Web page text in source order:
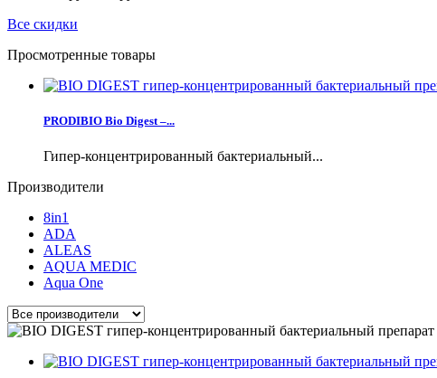
Все скидки
Просмотренные товары
PRODIBIO Bio Digest –...
Гипер-концентрированный бактериальный...
Производители
8in1
ADA
ALEAS
AQUA MEDIC
Aqua One